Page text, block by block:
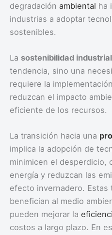
degradación ambiental ha
industrias a adoptar
sostenibles.
La sostenibilidad industrial
tendencia, sino una
requiere la
reduzcan el impacto
eficiente de los recursos.
La transición hacia una
implica la adopción de
minimicen el desperdicio,
energía y reduzcan las
efecto invernadero. Estas
benefician al medio
pueden mejorar la
costos a largo plazo. En